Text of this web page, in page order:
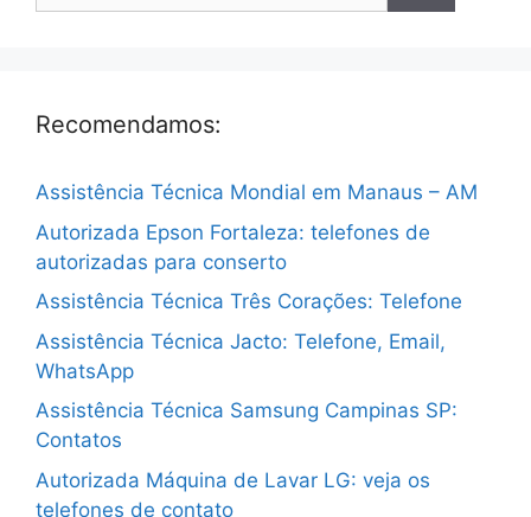
Recomendamos:
Assistência Técnica Mondial em Manaus – AM
Autorizada Epson Fortaleza: telefones de
autorizadas para conserto
Assistência Técnica Três Corações: Telefone
Assistência Técnica Jacto: Telefone, Email,
WhatsApp
Assistência Técnica Samsung Campinas SP:
Contatos
Autorizada Máquina de Lavar LG: veja os
telefones de contato